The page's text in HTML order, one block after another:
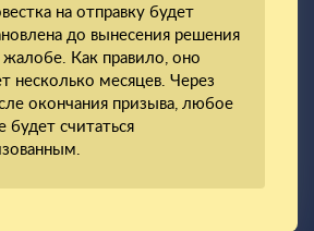
на отправку будет
до вынесения решения
жалобе. Как правило, оно
несколько месяцев. Через
окончания призыва, любое
будет считаться